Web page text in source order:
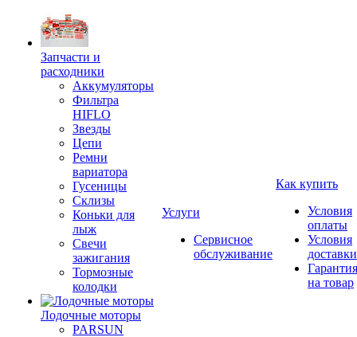
Запчасти и
расходники
Аккумуляторы
Фильтра
HIFLO
Звезды
Цепи
Ремни
вариатора
Гусеницы
Склизы
Коньки для
лыж
Свечи
зажигания
Тормозные
колодки
Лодочные моторы
PARSUN
Услуги
Сервисное
обслуживание
Как купить
Условия
оплаты
Условия
доставки
Гарантия
на товар